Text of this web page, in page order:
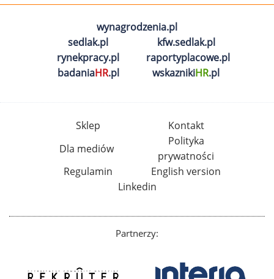
wynagrodzenia.pl
sedlak.pl
kfw.sedlak.pl
rynekpracy.pl
raportyplacowe.pl
badaniaHR.pl wskaznikiHR.pl
Sklep
Kontakt
Dla mediów
Polityka
prywatności
Regulamin
English version
Linkedin
Partnerzy: